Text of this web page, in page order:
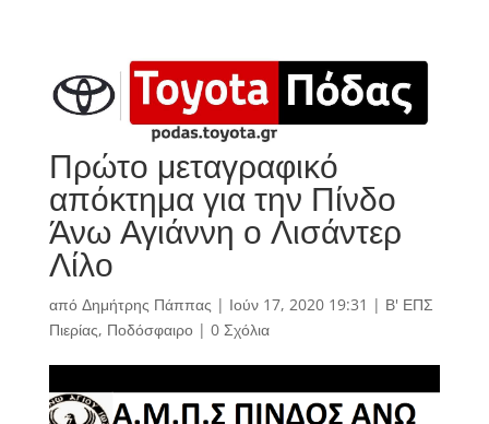
Πρώτο μεταγραφικό
απόκτημα για την Πίνδο
Άνω Αγιάννη ο Λισάντερ
Λίλο
από Δημήτρης Πάππας | Ιούν 17, 2020 19:31 | Β' ΕΠΣ
Πιερίας, Ποδόσφαιρο| 0 Σχόλια